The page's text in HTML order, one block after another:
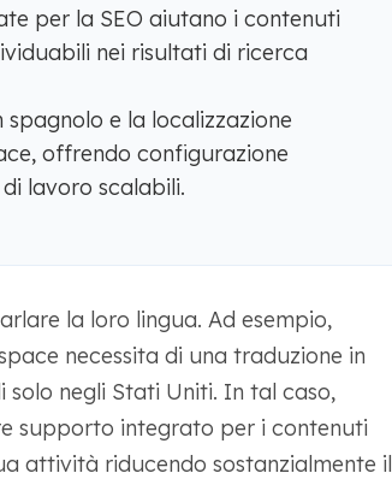
per la SEO aiutano i contenuti
nei risultati di ricerca
e la localizzazione
offrendo configurazione
lavoro scalabili.
la loro lingua. Ad esempio,
necessita di una traduzione in
negli Stati Uniti. In tal caso,
supporto integrato per i contenuti
attività riducendo sostanzialmente il